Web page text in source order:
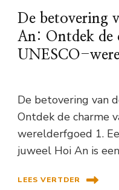
De betovering
An: Ontdek de
UNESCO-
De betovering van
Ontdek de charme
werelderfgoed 1.
juweel Hoi An is
LEES VERTDER